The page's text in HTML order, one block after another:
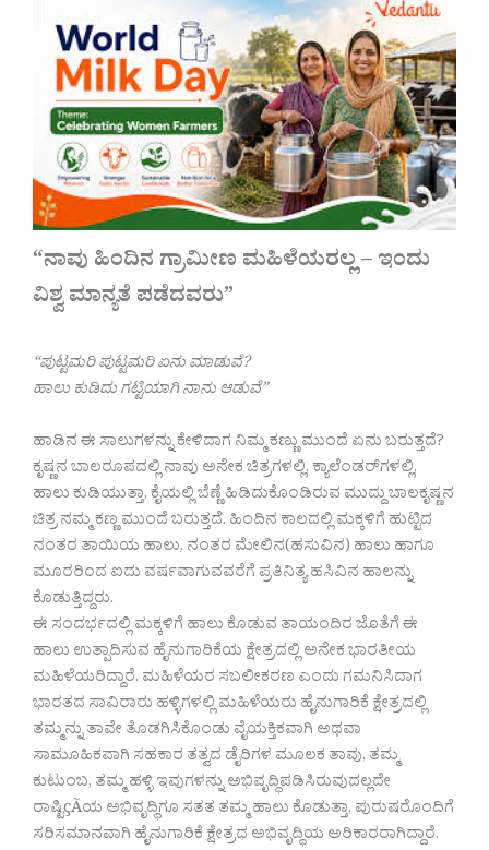
“ನಾವು ಹಿಂದಿನ ಗ್ರಾಮೀಣ ಮಹಿಳೆಯರಲ್ಲ – ಇಂದು
ವಿಶ್ವ ಮಾನ್ಯತೆ ಪಡೆದವರು”
“ಪುಟ್ಟಮರಿ ಪುಟ್ಟಮರಿ ಏನು ಮಾಡುವೆ?
ಹಾಲು ಕುಡಿದು ಗಟ್ಟಿಯಾಗಿ ನಾನು ಆಡುವೆ”
ಹಾಡಿನ ಈ ಸಾಲುಗಳನ್ನು ಕೇಳಿದಾಗ ನಿಮ್ಮ ಕಣ್ಣು ಮುಂದೆ ಏನು ಬರುತ್ತದೆ?
ಕೃಷ್ಣನ ಬಾಲರೂಪದಲ್ಲಿ ನಾವು ಅನೇಕ ಚಿತ್ರಗಳಲ್ಲಿ, ಕ್ಯಾಲೆಂಡರ್‌ಗಳಲ್ಲಿ,
ಹಾಲು ಕುಡಿಯುತ್ತಾ, ಕೈಯಲ್ಲಿ ಬೆಣ್ಣೆ ಹಿಡಿದುಕೊಂಡಿರುವ ಮುದ್ದು ಬಾಲಕೃಷ್ಣನ
ಚಿತ್ರ ನಮ್ಮ ಕಣ್ಣ ಮುಂದೆ ಬರುತ್ತದೆ. ಹಿಂದಿನ ಕಾಲದಲ್ಲಿ ಮಕ್ಕಳಿಗೆ ಹುಟ್ಟಿದ
ನಂತರ ತಾಯಿಯ ಹಾಲು, ನಂತರ ಮೇಲಿನ(ಹಸುವಿನ) ಹಾಲು ಹಾಗೂ
ಮೂರರಿಂದ ಐದು ವರ್ಷವಾಗುವವರೆಗೆ ಪ್ರತಿನಿತ್ಯ ಹಸಿವಿನ ಹಾಲನ್ನು
ಕೊಡುತ್ತಿದ್ದರು.
ಈ ಸಂದರ್ಭದಲ್ಲಿ ಮಕ್ಕಳಿಗೆ ಹಾಲು ಕೊಡುವ ತಾಯಂದಿರ ಜೊತೆಗೆ ಈ
ಹಾಲು ಉತ್ಪಾದಿಸುವ ಹೈನುಗಾರಿಕೆಯ ಕ್ಷೇತ್ರದಲ್ಲಿ ಅನೇಕ ಭಾರತೀಯ
ಮಹಿಳೆಯರಿದ್ದಾರೆ. ಮಹಿಳೆಯರ ಸಬಲೀಕರಣ ಎಂದು ಗಮನಿಸಿದಾಗ
ಭಾರತದ ಸಾವಿರಾರು ಹಳ್ಳಿಗಳಲ್ಲಿ ಮಹಿಳೆಯರು ಹೈನುಗಾರಿಕೆ ಕ್ಷೇತ್ರದಲ್ಲಿ
ತಮ್ಮನ್ನು ತಾವೇ ತೊಡಗಿಸಿಕೊಂಡು ವೈಯಕ್ತಿಕವಾಗಿ ಅಥವಾ
ಸಾಮೂಹಿಕವಾಗಿ ಸಹಕಾರ ತತ್ವದ ಡೈರಿಗಳ ಮೂಲಕ ತಾವು, ತಮ್ಮ
ಕುಟುಂಬ, ತಮ್ಮ ಹಳ್ಳಿ ಇವುಗಳನ್ನು ಅಭಿವೃದ್ಧಿಪಡಿಸಿರುವುದಲ್ಲದೇ
ರಾಷ್ಟಿçÃಯ ಅಭಿವೃದ್ಧಿಗೂ ಸತತ ತಮ್ಮ ಹಾಲು ಕೊಡುತ್ತಾ, ಪುರುಷರೊಂದಿಗೆ
ಸರಿಸಮಾನವಾಗಿ ಹೈನುಗಾರಿಕೆ ಕ್ಷೇತ್ರದ ಅಭಿವೃದ್ಧಿಯ ಅರಿಕಾರರಾಗಿದ್ದಾರೆ.